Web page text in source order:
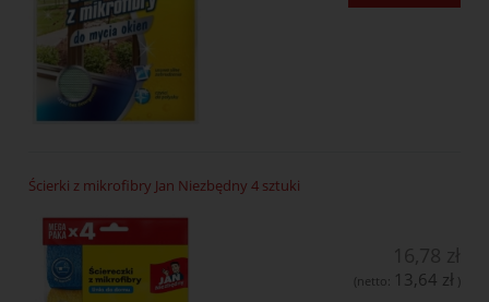
Ścierki z mikrofibry Jan Niezbędny 4 sztuki
(netto: 13,64 zł )